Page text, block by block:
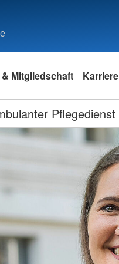
Mitgliedschaft Karriere
Pflegedienst